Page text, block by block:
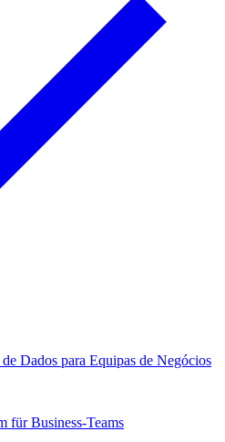
Dados para Equipas de Negócios
für Business-Teams